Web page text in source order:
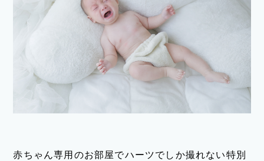
赤ちゃん専用のお部屋でハーツでしか撮れない特別